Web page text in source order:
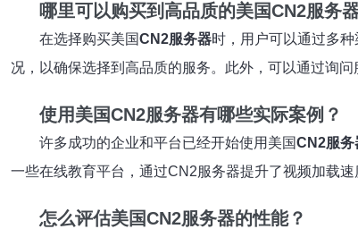
哪里可以购买到高品质的美国CN2服务
在选择购买美国CN2服务器时，用户可以通过多
况，以确保选择到高品质的服务。此外，可以通过询
使用美国CN2服务器有哪些实际案例？
许多成功的企业和平台已经开始使用美国CN2服务
一些在线教育平台，通过CN2服务器提升了视频加载
怎么评估美国CN2服务器的性能？